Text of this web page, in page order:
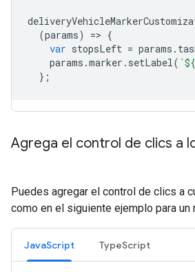
(params) => {
var stopsLeft = params .
params .marker . setLabel( `${
};
Agrega el control de clics a
Puedes agregar el control de clics a
como en el siguiente ejemplo para un
JavaScript TypeScript